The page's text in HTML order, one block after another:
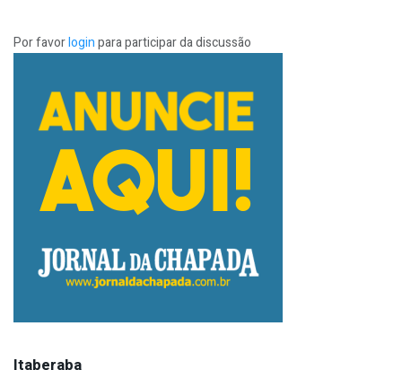
Por favorloginpara participar da discussão
Itaberaba